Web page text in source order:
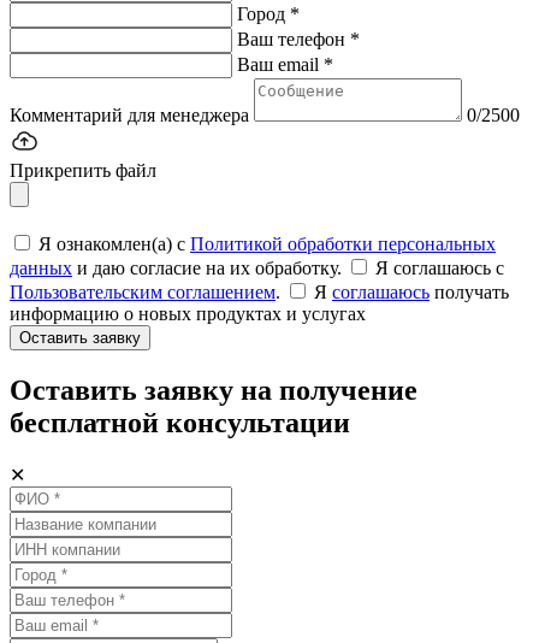
Город *
Ваш телефон *
Ваш email *
Комментарий для менеджера 0/2500
Прикрепить файл
Я ознакомлен(а) с Политикой обработки персональных
данных и даю согласие на их обработку.
Я соглашаюсь c
Пользовательским соглашением. Я соглашаюсь получать
информацию о новых продуктах и услугах
Оставить заявку
Оставить заявку на получение
бесплатной консультации
✕